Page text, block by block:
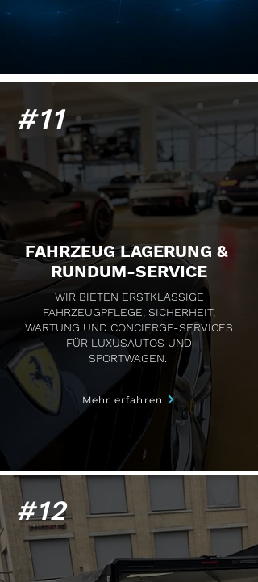
#11
FAHRZEUG LAGERUNG &
RUNDUM-SERVICE
WIR BIETEN ERSTKLASSIGE
FAHRZEUGPFLEGE, SICHERHEIT,
WARTUNG UND CONCIERGE-SERVICES
FÜR LUXUSAUTOS UND
SPORTWAGEN.
Mehr erfahren
#12